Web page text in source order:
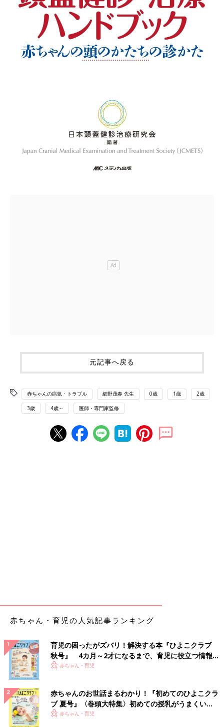
元記事へ戻る
赤ちゃんの病気・トラブル 細野茂春 先生 0歳 1歳 2歳
3歳 4歳～ 医師・専門家監修
赤ちゃん・育児の人気記事ランキング
育児の困ったがズバリ！解決する本『ひよこクラブ
秋号』 4カ月～2才になるまで、育児に役立つ情報が
いっぱい！
赤ちゃん・育児
赤ちゃんのお世話まるわかり！『初めてのひよこクラ
ブ 夏号』〈巻頭大特集〉初めての授乳がうまくい
く！ おっぱい・ミルクの基本と夏のトラブル 解決テ
赤ちゃん・育児